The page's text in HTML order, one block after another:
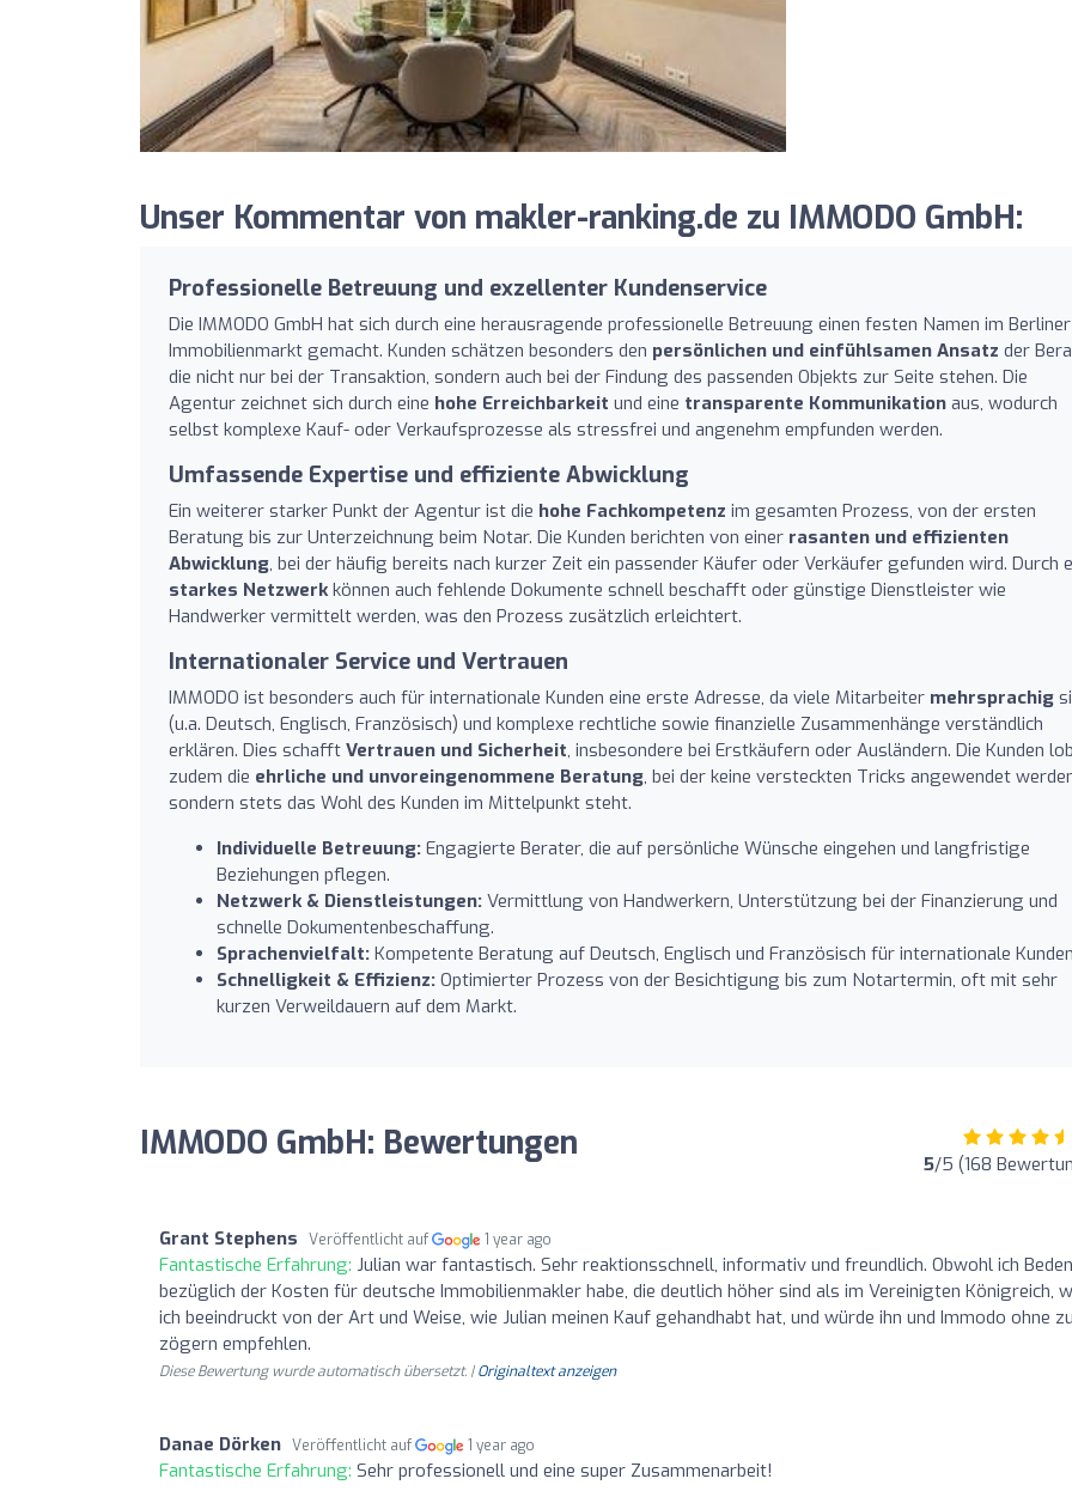
Unser Kommentar von makler-ranking.de zu IMMODO GmbH:
Professionelle Betreuung und exzellenter Kundenservice
Die IMMODO GmbH hat sich durch eine herausragende professionelle Betreuung einen festen Namen im Berliner
Immobilienmarkt gemacht. Kunden schätzen besonders den persönlichen und einfühlsamen Ansatz der
die nicht nur bei der Transaktion, sondern auch bei der Findung des passenden Objekts zur Seite stehen. Die
Agentur zeichnet sich durch eine hohe Erreichbarkeit und eine transparente Kommunikation aus, wodurch
selbst komplexe Kauf- oder Verkaufsprozesse als stressfrei und angenehm empfunden werden.
Umfassende Expertise und effiziente Abwicklung
Ein weiterer starker Punkt der Agentur ist die hohe Fachkompetenz im gesamten Prozess, von der ersten
Beratung bis zur Unterzeichnung beim Notar. Die Kunden berichten von einer rasanten und effizienten
Abwicklung, bei der häufig bereits nach kurzer Zeit ein passender Käufer oder Verkäufer gefunden wird. Durch
starkes Netzwerkkönnen auch fehlende Dokumente schnell beschafft oder günstige Dienstleister wie
Handwerker vermittelt werden, was den Prozess zusätzlich erleichtert.
Internationaler Service und Vertrauen
IMMODO ist besonders auch für internationale Kunden eine erste Adresse, da viele Mitarbeiter mehrsprachig
(u.a. Deutsch, Englisch, Französisch) und komplexe rechtliche sowie finanzielle Zusammenhänge verständlich
erklären. Dies schafft Vertrauen und Sicherheit, insbesondere bei Erstkäufern oder Ausländern. Die Kunden
zudem die ehrliche und unvoreingenommene Beratung, bei der keine versteckten Tricks angewendet
sondern stets das Wohl des Kunden im Mittelpunkt steht.
Individuelle Betreuung: Engagierte Berater, die auf persönliche Wünsche eingehen und langfristige
Beziehungen pflegen.
Netzwerk & Dienstleistungen: Vermittlung von Handwerkern, Unterstützung bei der Finanzierung und
schnelle Dokumentenbeschaffung.
Sprachenvielfalt: Kompetente Beratung auf Deutsch, Englisch und Französisch für internationale
Schnelligkeit & Effizienz: Optimierter Prozess von der Besichtigung bis zum Notartermin, oft mit sehr
kurzen Verweildauern auf dem Markt.
IMMODO GmbH: Bewertungen 5/5 (168
Grant Stephens Veröffentlicht auf 1 year ago
Fantastische Erfahrung: Julian war fantastisch. Sehr reaktionsschnell, informativ und freundlich. Obwohl ich
bezüglich der Kosten für deutsche Immobilienmakler habe, die deutlich höher sind als im Vereinigten Königreich,
ich beeindruckt von der Art und Weise, wie Julian meinen Kauf gehandhabt hat, und würde ihn und Immodo ohne zu
zögern empfehlen.
Diese Bewertung wurde automatisch übersetzt. |Originaltext anzeigen
Danae Dörken Veröffentlicht auf 1 year ago
Fantastische Erfahrung: Sehr professionell und eine super Zusammenarbeit!